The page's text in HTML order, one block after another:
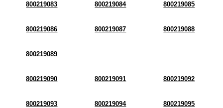
800219083 800219084 800219085
800219086 800219087 800219088
800219089
800219090 800219091 800219092
800219093 800219094 800219095